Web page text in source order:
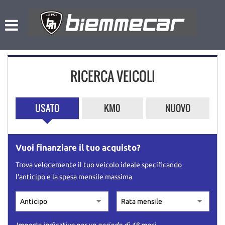
NOLEGGIO A BREVE TERMINE
L’AZIENDA
ACQUISTIAMO USATO
ASSISTENZA
CONTATTI
RICERCA VEICOLI
USATO KM0 NUOVO
Vuoi finanziare il tuo acquisto?
Trova velocemente il tuo veicolo ideale specificando
l'anticipo e la spesa mensile massima
tue
consenso
pannello
consente
le
preferenze
di
alle